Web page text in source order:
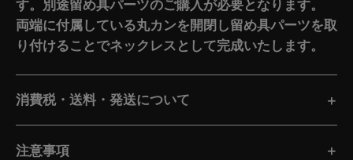
す。別途留め具パーツのご購入が必要となります。
両端に付属している丸カンを開閉し留め具パーツを取
り付けることでネックレスとして完成いたします。
消費税・送料・発送について
注意事項